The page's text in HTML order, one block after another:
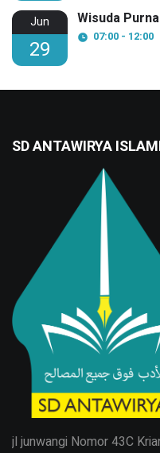
Jun
29
Wisuda
07:00 - 12:00
SD ANTAWIRYA
jl junwangi Nomor 43C